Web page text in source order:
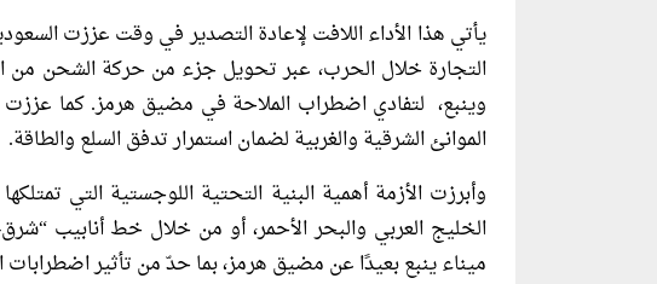
يأتي هذا الأداء اللافت لإعادة التصدير في وقت عززت
التجارة خلال الحرب، عبر تحويل جزء من حركة الشحن من
وينبع، لتفادي اضطراب الملاحة في مضيق هرمز. كما
الموانئ الشرقية والغربية لضمان استمرار تدفق السلع والطاقة.
وأبرزت الأزمة أهمية البنية التحتية اللوجستية التي
الخليج العربي والبحر الأحمر، أو من خلال خط أنابيب
ميناء ينبع بعيدًا عن مضيق هرمز، بما حدّ من تأثير اضطرابات